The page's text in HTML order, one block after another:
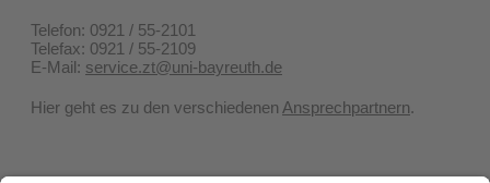
Telefon: 0921 / 55-2101
Telefax: 0921 / 55-2109
E-Mail: service.zt@uni-bayreuth.de
Hier geht es zu den verschiedenen Ansprechpartnern.